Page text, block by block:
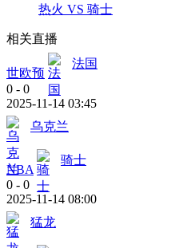
热火 VS 骑士
相关直播
世欧预
法国
0 - 0
2025-11-14 03:45
乌克兰
NBA
骑士
0 - 0
2025-11-14 08:00
猛龙